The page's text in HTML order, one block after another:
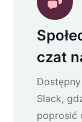
czat
Slack,
poprosić